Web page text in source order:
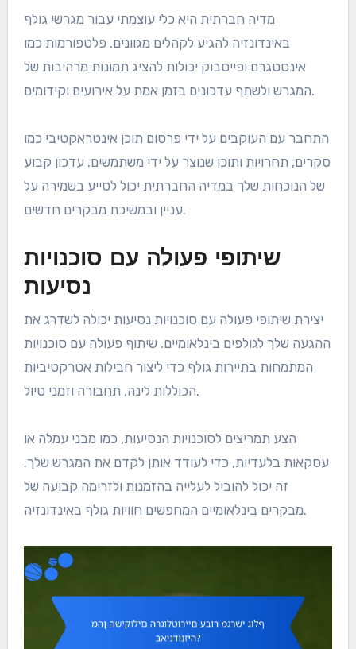
מדיה חברתית היא כלי עוצמתי עבור מגרשי גולף
באינדונזיה להגיע לקהלים מגוונים. פלטפורמות כמו
אינסטגרם ופייסבוק יכולות להציג תמונות מרהיבות של
המגרש ולשתף עדכונים בזמן אמת על אירועים וקידומים.
התחבר עם העוקבים על ידי פרסום תוכן אינטראקטיבי כמו
סקרים, תחרויות ותוכן שנוצר על ידי משתמשים. עדכון קבוע
של הנוכחות שלך במדיה החברתית יכול לסייע בשמירה על
עניין ובמשיכת מבקרים חדשים.
שיתופי פעולה עם סוכנויות
נסיעות
יצירת שיתופי פעולה עם סוכנויות נסיעות יכולה לשדרג את
ההגעה שלך לגולפים בינלאומיים. שיתוף פעולה עם סוכנויות
המתמחות בתיירות גולף כדי ליצור חבילות אטרקטיביות
הכוללות לינה, תחבורה וזמני טיול.
הצע תמריצים לסוכנויות הנסיעות, כמו מבני עמלה או
עסקאות בלעדיות, כדי לעודד אותן לקדם את המגרש שלך.
זה יכול להוביל לעלייה בהזמנות ולזרימה קבועה של
מבקרים בינלאומיים המחפשים חוויות גולף באינדונזיה.